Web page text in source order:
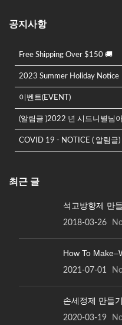
공지사항
Free Shipping Over $150 🚚
2023 Summer Holiday Notice
이벤트(EVENT)
(알림글 )2022 년 시드니별님
COVID 19 - NOTICE ( 알림글)
최근 글
석고방향제 만
2018-03-26
How To
2021-07-01
손세정제 만들
2020-03-19